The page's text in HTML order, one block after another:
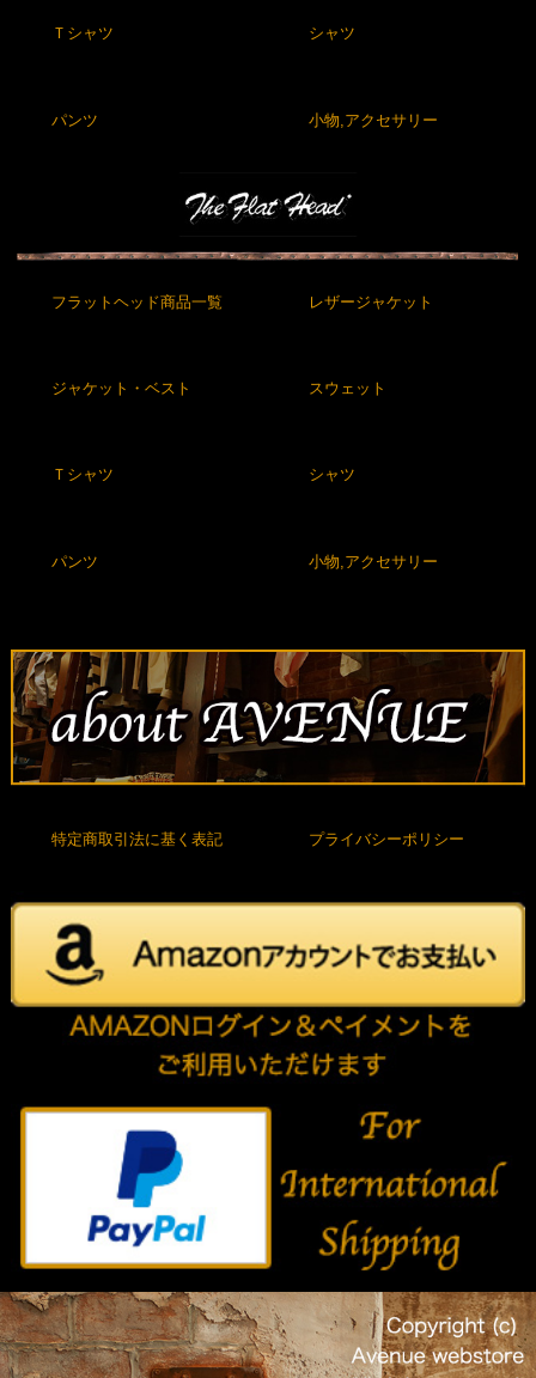
Ｔシャツ シャツ
パンツ 小物,アクセサリー
フラットヘッド商品一覧 レザージャケット
ジャケット・ベスト スウェット
Ｔシャツ シャツ
パンツ 小物,アクセサリー
特定商取引法に基く表記 プライバシーポリシー